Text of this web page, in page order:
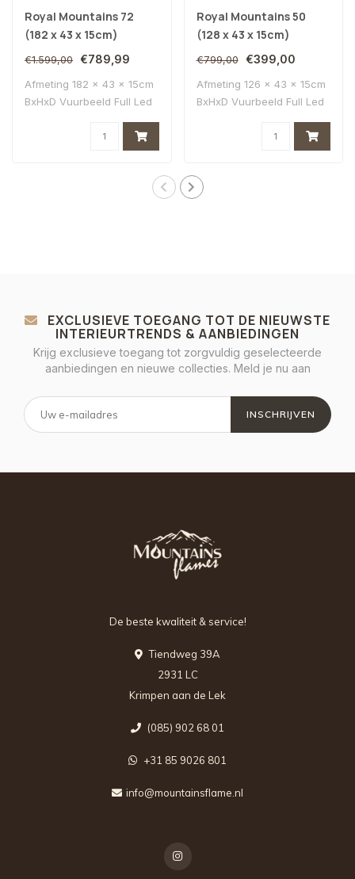
Royal Mountains 72
(182 x 43 x 15cm)
€1.599,00 €789,99
Afmeting 182 x 43 x 15cm
BxHxD Vuurbeeld Full Led
Royal Mountains 50
(128 x 43 x 15cm)
€799,00 €399,00
Afmeting 126 x 43 x 15cm
BxHxD Vuurbeeld Full Led
EXCLUSIEVE TOEGANG TOT DE NIEUWSTE
INTERIEURTRENDS & AANBIEDINGEN
Krijg exclusieve toegang tot zorgvuldig geselecteerde
aanbiedingen en nieuwe collecties. Meld je nu aan
INSCHRIJVEN
De beste kwaliteit & service!
Tiendweg 39A
2931 LC
Krimpen aan de Lek
(085) 902 68 01
+31 85 9026 801
info@mountainsflame.nl